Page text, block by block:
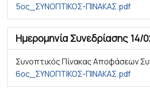
5ος_ΣΥΝΟΠΤΙΚΟΣ-ΠΙΝΑΚΑΣ.pdf
Ημερομηνία Συνεδρίασης 14/
Συνοπτικός Πίνακας Αποφάσεων
6ος_ΣΥΝΟΠΤΙΚΟΣ-ΠΙΝΑΚΑΣ.pdf